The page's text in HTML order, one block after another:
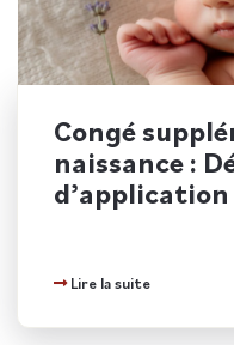
Congé
naissance :
Lire la suite